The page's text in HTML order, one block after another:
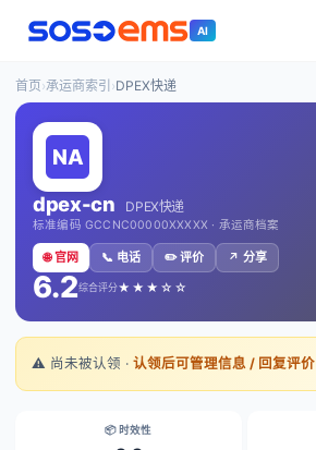
AI
首页›承运商索引 ›DPEX快递
dpex-cn DPEX快递
标准编码 GCCNC00000XXXXX · 承运商档案
🌐 官网 📞 电话 ✏️ 评价 ↗️ 分享
6.2综合评分★★★☆☆
⚠️ 尚未被认领 · 认领后可管理信息 / 回复评价
📦 时效性